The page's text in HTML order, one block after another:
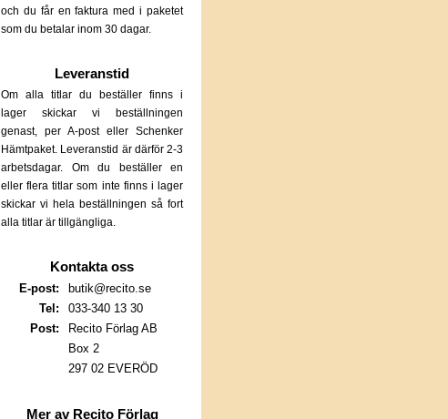
och du får en faktura med i paketet
som du betalar inom 30 dagar.
Leveranstid
Om alla titlar du beställer finns i
lager skickar vi beställningen
genast, per A-post eller Schenker
Hämtpaket. Leveranstid är därför 2-3
arbetsdagar. Om du beställer en
eller flera titlar som inte finns i lager
skickar vi hela beställningen så fort
alla titlar är tillgängliga.
Kontakta oss
E-post:
butik@recito.se
Tel:
033-340 13 30
Post:
Recito Förlag AB
Box 2
297 02 EVERÖD
Mer av Recito Förlag